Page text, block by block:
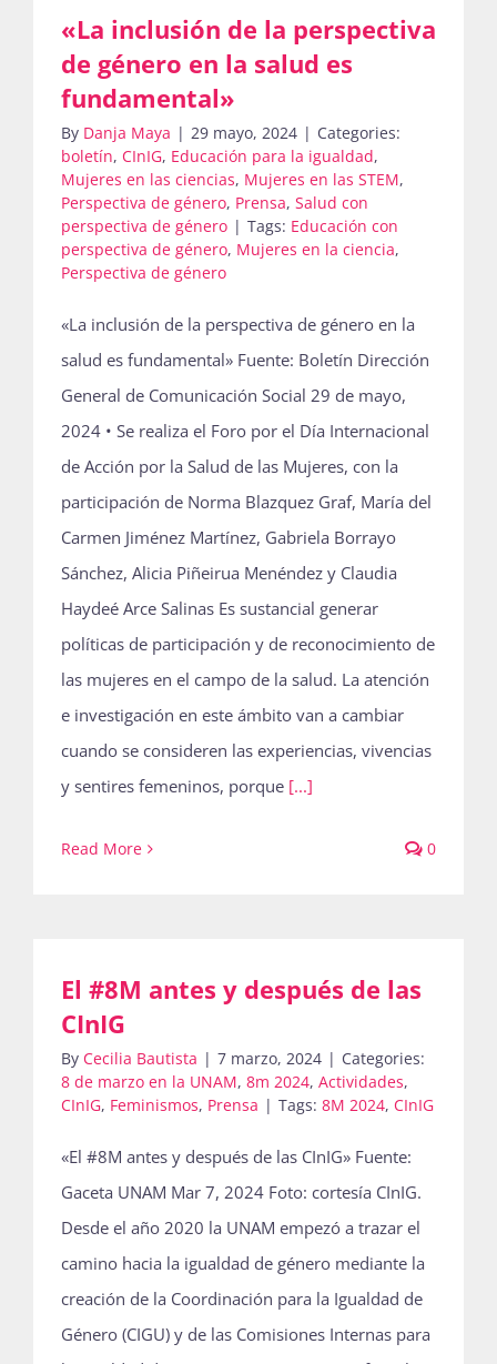
«La inclusión de la perspectiva
de género en la salud es
fundamental»
By Danja Maya | 29 mayo, 2024 | Categories:
boletín, CInIG, Educación para la igualdad,
Mujeres en las ciencias, Mujeres en las STEM,
Perspectiva de género, Prensa, Salud con
perspectiva de género | Tags: Educación con
perspectiva de género, Mujeres en la ciencia,
Perspectiva de género
«La inclusión de la perspectiva de género en la
salud es fundamental» Fuente: Boletín Dirección
General de Comunicación Social 29 de mayo,
2024 • Se realiza el Foro por el Día Internacional
de Acción por la Salud de las Mujeres, con la
participación de Norma Blazquez Graf, María del
Carmen Jiménez Martínez, Gabriela Borrayo
Sánchez, Alicia Piñeirua Menéndez y Claudia
Haydeé Arce Salinas Es sustancial generar
políticas de participación y de reconocimiento de
las mujeres en el campo de la salud. La atención
e investigación en este ámbito van a cambiar
cuando se consideren las experiencias, vivencias
y sentires femeninos, porque [...]
Read More 0
El #8M antes y después de las
CInIG
By Cecilia Bautista | 7 marzo, 2024 | Categories:
8 de marzo en la UNAM, 8m 2024, Actividades,
CInIG, Feminismos, Prensa | Tags: 8M 2024, CInIG
«El #8M antes y después de las CInIG» Fuente:
Gaceta UNAM Mar 7, 2024 Foto: cortesía CInIG.
Desde el año 2020 la UNAM empezó a trazar el
camino hacia la igualdad de género mediante la
creación de la Coordinación para la Igualdad de
Género (CIGU) y de las Comisiones Internas para